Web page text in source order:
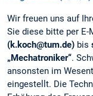
Wir freuen uns auf
Sie diese bitte per E-
(k.koch@tum.de) bis
„Mechatroniker“.
ansonsten im
eingestellt. Die